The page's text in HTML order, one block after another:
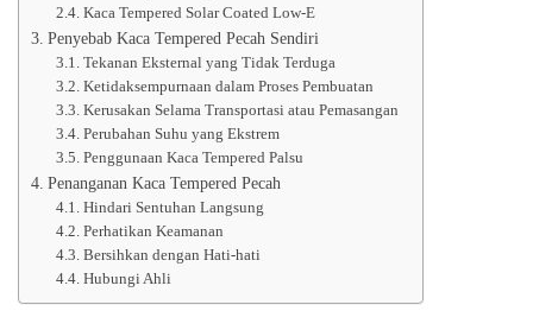
Kaca Tempered Solar Coated Low-E
Penyebab Kaca Tempered Pecah Sendiri
Tekanan Eksternal yang Tidak Terduga
Ketidaksempurnaan dalam Proses Pembuatan
Kerusakan Selama Transportasi atau Pemasangan
Perubahan Suhu yang Ekstrem
Penggunaan Kaca Tempered Palsu
Penanganan Kaca Tempered Pecah
Hindari Sentuhan Langsung
Perhatikan Keamanan
Bersihkan dengan Hati-hati
Hubungi Ahli